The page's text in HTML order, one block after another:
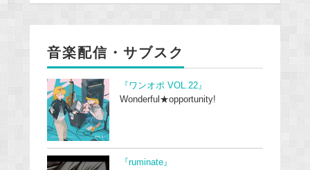
音楽配信・サブスク
『ワンオポ VOL.22』
Wonderful★opportunity!
『ruminate』